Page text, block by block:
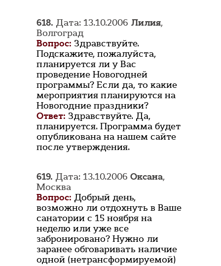
618. Дата: 13.10.2006 Лилия,
Волгоград
Вопрос: Здравствуйте.
Подскажите, пожалуйста,
планируется ли у Вас
проведение Новогодней
программы? Если да, то какие
мероприятия планируются на
Новогодние праздники?
Ответ: Здравствуйте. Да,
планируется. Программа будет
опубликована на нашем сайте
после утверждения.
619. Дата: 13.10.2006 Оксана,
Москва
Вопрос: Добрый день,
возможно ли отдохнуть в Ваше
санатории с 15 ноября на
неделю или уже все
забронировано? Нужно ли
заранее обговаривать наличие
одной (нетрансформируемой)